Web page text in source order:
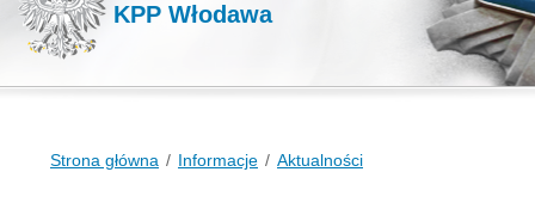
KPP Włodawa
Strona główna Informacje Aktualności